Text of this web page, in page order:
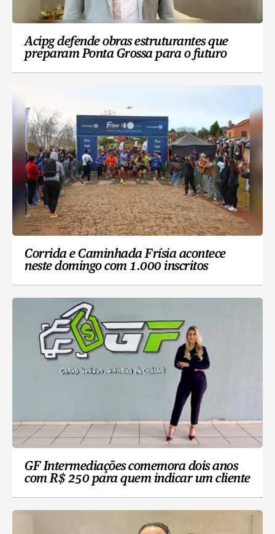
Acipg defende obras estruturantes que
preparam Ponta Grossa para o futuro
Corrida e Caminhada Frísia acontece
neste domingo com 1.000 inscritos
GF Intermediações comemora dois anos
com R$ 250 para quem indicar um cliente